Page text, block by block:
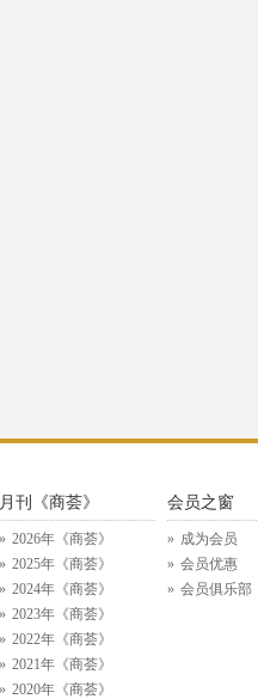
月刊《商荟》
2026年《商荟》
2025年《商荟》
2024年《商荟》
2023年《商荟》
2022年《商荟》
2021年《商荟》
2020年《商荟》
会员之窗
成为会员
会员优惠
会员俱乐部